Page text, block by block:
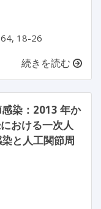
続きを読む
染：2013 年か
おける一次人
と人工関節周